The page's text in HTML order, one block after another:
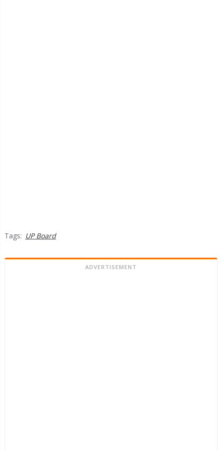
Tags: UP Board
ADVERTISEMENT